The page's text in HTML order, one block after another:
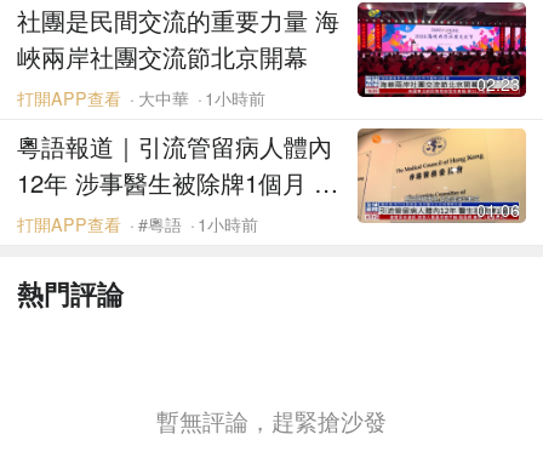
社團是民間交流的重要力量 海
峽兩岸社團交流節北京開幕
02:23
打開APP查看 大中華 1小時前
粵語報道｜引流管留病人體內
12年 涉事醫生被除牌1個月 不
設緩刑
01:06
打開APP查看 #粵語 1小時前
熱門評論
暫無評論，趕緊搶沙發